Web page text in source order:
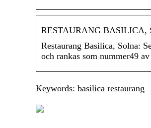
RESTAURANG BASILICA,
Restaurang Basilica, Solna:
och rankas som nummer49
Keywords: basilica restaurang